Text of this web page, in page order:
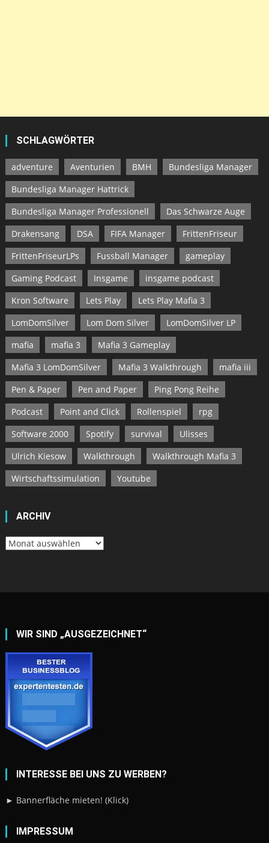
SCHLAGWÖRTER
adventure Aventurien BMH
Bundesliga Manager
Bundesliga Manager Hattrick
Bundesliga Manager Professionell
Das Schwarze Auge
Drakensang
DSA FIFA Manager
FrittenFriseur
FrittenFriseurLPs
Fussball Manager
gameplay
Gaming Podcast
Insgame
insgame podcast
Kron Software
Lets Play
Lets Play Mafia 3
LomDomSilver
Lom Dom Silver
LomDomSilver LP
mafia
mafia 3
Mafia 3 Gameplay
Mafia 3 LomDomSilver
Mafia 3 Walkthrough
mafia iii
Pen & Paper
Pen and Paper
Ping Pong Reihe
Podcast
Point and Click Rollenspiel
rpg
Software 2000
Spotify survival
Ulisses
Ulrich Kiesow
Walkthrough
Walkthrough Mafia 3
Wirtschaftssimulation
Youtube
ARCHIV
Archiv
WIR SIND „AUSGEZEICHNET“
INTERESSE BEI UNS ZU WERBEN?
► Bannerfläche mieten! (Klick)
IMPRESSUM